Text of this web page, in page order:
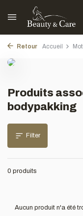
Retour Accueil
Produits
bodypakking
Filter
0 produits
Aucun produit n'a été